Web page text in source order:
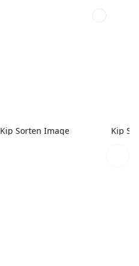
Kip Sorten Image Kip